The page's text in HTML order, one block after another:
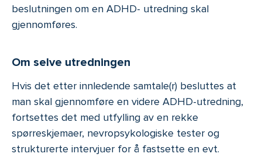
beslutningen om en ADHD- utredning skal
gjennomføres.
Om selve utredningen
Hvis det etter innledende samtale(r) besluttes at
man skal gjennomføre en videre ADHD-utredning,
fortsettes det med utfylling av en rekke
spørreskjemaer, nevropsykologiske tester og
strukturerte intervjuer for å fastsette en evt.